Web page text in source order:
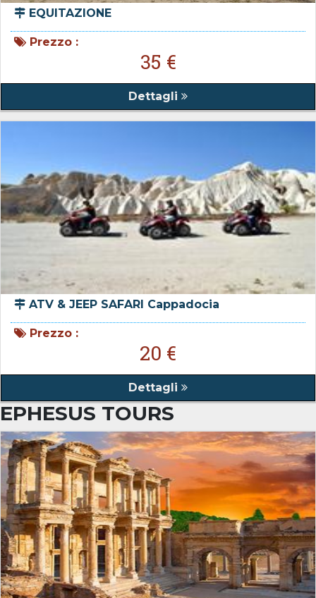
EQUITAZIONE
Prezzo :
35 €
Dettagli
ATV & JEEP SAFARI Cappadocia
Prezzo :
20 €
Dettagli
EPHESUS TOURS